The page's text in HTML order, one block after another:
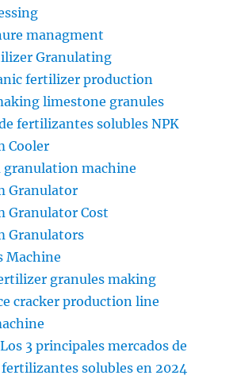
managment
Granulating
fertilizer production
limestone granules
fertilizantes solubles NPK
Cooler
machine
Granulator
Granulator Cost
Granulators
Machine
granules making
cracker production line
3 principales mercados de
solubles en 2024